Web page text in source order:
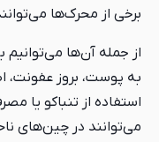
برخی از محرک‌ها
از جمله آن‌ها
به پوست، بروز
استفاده از تنباکو یا
می‌توانند در چین‌های